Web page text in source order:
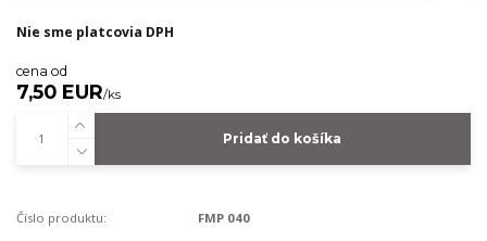
Nie sme platcovia DPH
cena od
7,50 EUR/ks
Pridať do košíka
Číslo produktu: FMP 040